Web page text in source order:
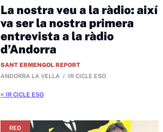
La nostra veu a la ràdio: així
va ser la nostra primera
entrevista a la ràdio
d’Andorra
SANT ERMENGOL REPORT
ANDORRA LA VELLA
1R CICLE ESO
1R CICLE ESO
RED